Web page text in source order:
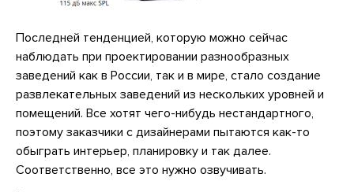
Последней тенденцией, которую можно сейчас
наблюдать при проектировании разнообразных
заведений как в России, так и в мире, стало создание
развлекательных заведений из нескольких уровней и
помещений. Все хотят чего-нибудь нестандартного,
поэтому заказчики с дизайнерами пытаются как-то
обыграть интерьер, планировку и так далее.
Соответственно, все это нужно озвучивать.